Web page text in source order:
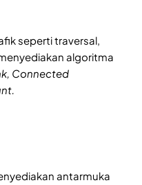
seperti traversal,
algoritma
Connected
antarmuka